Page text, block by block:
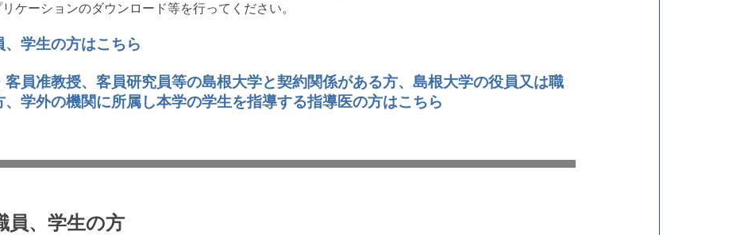
ケーションのダウンロード等を行ってください。
学生の方はこちら
員准教授、客員研究員等の島根大学と契約関係がある方、島根大学の役員又は職
、学外の機関に所属し本学の学生を指導する指導医の方はこちら
員、学生の方